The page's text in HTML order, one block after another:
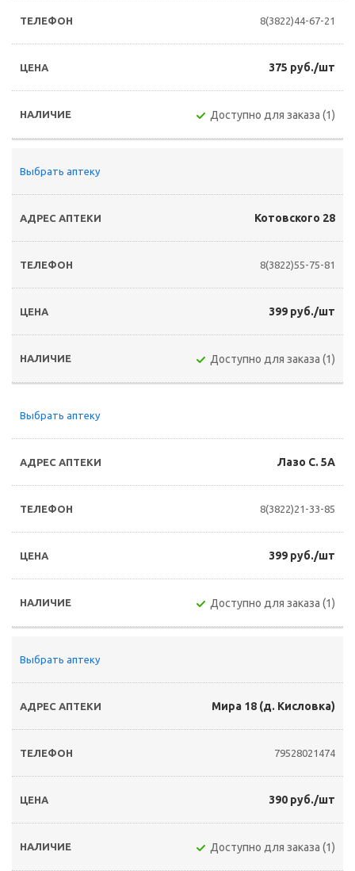
8(3822)44-67-21
375 руб./шт
Доступно для заказа (1)
Выбрать аптеку
Котовского 28
8(3822)55-75-81
399 руб./шт
Доступно для заказа (1)
Выбрать аптеку
Лазо С. 5А
8(3822)21-33-85
399 руб./шт
Доступно для заказа (1)
Выбрать аптеку
Мира 18 (д. Кисловка)
79528021474
390 руб./шт
Доступно для заказа (1)